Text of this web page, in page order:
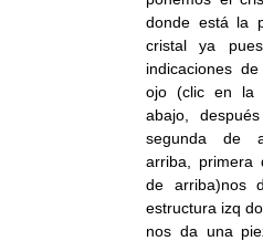
donde está la
cristal ya
indicaciones
ojo (clic en la
abajo,
segunda de
arriba, primera
de arriba)nos
estructura izq
nos da una